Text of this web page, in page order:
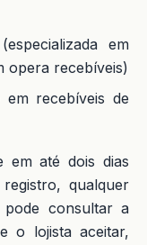
em
opera recebíveis)
recebíveis de
em até dois dias
qualquer
pode consultar a
o lojista aceitar,